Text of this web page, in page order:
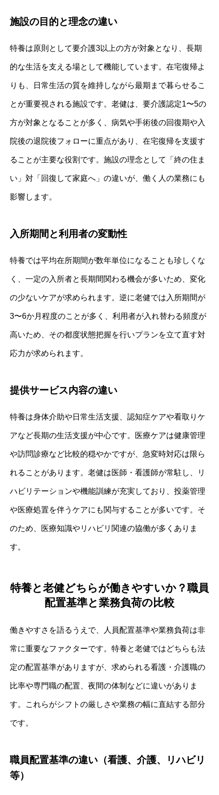
施設の目的と理念の違い
特養は原則として要介護3以上の方が対象となり、長期
的な生活を支える場として機能しています。在宅復帰よ
りも、日常生活の質を維持しながら最期まで暮らせるこ
とが重要視される施設です。老健は、要介護認定1〜5の
方が対象となることが多く、病気や手術後の回復期や入
院後の退院後フォローに重点があり、在宅復帰を支援す
ることが主要な役割です。施設の理念として「終の住ま
い」対「回復して家庭へ」の違いが、働く人の業務にも
影響します。
入所期間と利用者の変動性
特養では平均在所期間が数年単位になることも珍しくな
く、一定の入所者と長期間関わる機会が多いため、変化
の少ないケアが求められます。逆に老健では入所期間が
3〜6か月程度のことが多く、利用者が入れ替わる頻度が
高いため、その都度状態把握を行いプランを立て直す対
応力が求められます。
提供サービス内容の違い
特養は身体介助や日常生活支援、認知症ケアや看取りケ
アなど長期の生活支援が中心です。医療ケアは健康管理
や訪問診療など比較的穏やかですが、急変時対応は限ら
れることがあります。老健は医師・看護師が常駐し、リ
ハビリテーションや機能訓練が充実しており、投薬管理
や医療処置を伴うケアにも関与することが多いです。そ
のため、医療知識やリハビリ関連の協働が多くありま
す。
特養と老健どちらが働きやすいか？職員
配置基準と業務負荷の比較
働きやすさを語るうえで、人員配置基準や業務負荷は非
常に重要なファクターです。特養と老健ではどちらも法
定の配置基準がありますが、求められる看護・介護職の
比率や専門職の配置、夜間の体制などに違いがありま
す。これらがシフトの厳しさや業務の幅に直結する部分
です。
職員配置基準の違い（看護、介護、リハビリ
等）